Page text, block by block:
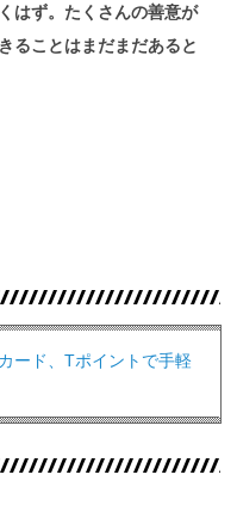
はず。たくさんの善意が
ることはまだまだあると
ード、Tポイントで手軽